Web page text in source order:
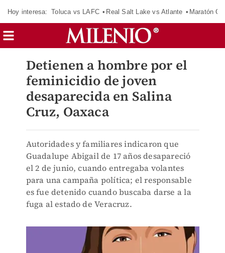
Hoy interesa: Toluca vs LAFC Real Salt Lake vs Atlante Maratón
Detienen a hombre por el
feminicidio de joven
desaparecida en Salina
Cruz, Oaxaca
Autoridades y familiares indicaron que
Guadalupe Abigail de 17 años desapareció
el 2 de junio, cuando entregaba volantes
para una campaña política; el responsable
es fue detenido cuando buscaba darse a la
fuga al estado de Veracruz.